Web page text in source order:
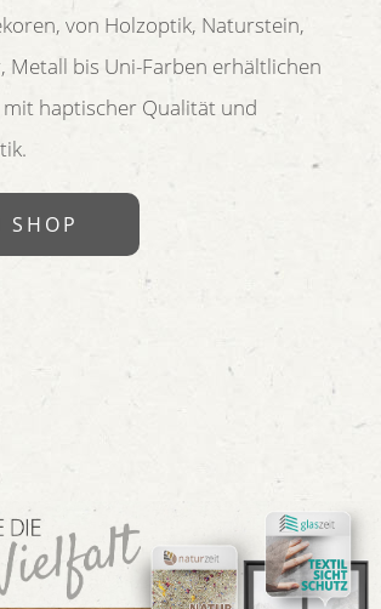
von Holzoptik, Naturstein,
Metall bis Uni-Farben erhältlichen
haptischer Qualität und
SHOP